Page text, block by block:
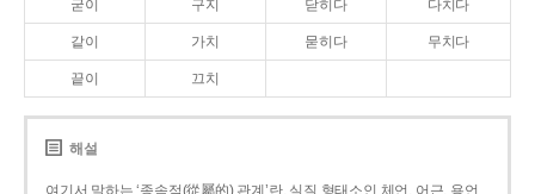
굳이 구지 닫히다 다치다
같이 가치 묻히다 무치다
끝이 끄치
해설
여기서 말하는 ‘종속적(從屬的) 관계’란, 실질 형태소인 체언, 어근, 용언